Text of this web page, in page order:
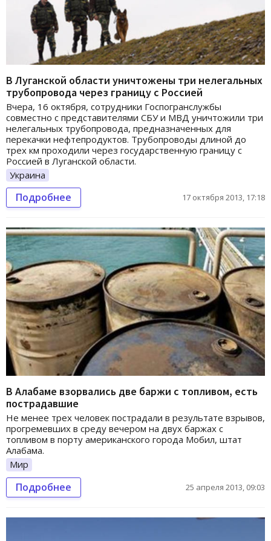
В Луганской области уничтожены три нелегальных
трубопровода через границу с Россией
Вчера, 16 октября, сотрудники Госпогранслужбы
совместно с представителями СБУ и МВД уничтожили три
нелегальных трубопровода, предназначенных для
перекачки нефтепродуктов. Трубопроводы длиной до
трех км проходили через государственную границу с
Россией в Луганской области.
Украина
Подробнее 17 октября 2013, 17:18
В Алабаме взорвались две баржи с топливом, есть
пострадавшие
Не менее трех человек пострадали в результате взрывов,
прогремевших в среду вечером на двух баржах с
топливом в порту американского города Мобил, штат
Алабама.
Мир
Подробнее 25 апреля 2013, 09:03